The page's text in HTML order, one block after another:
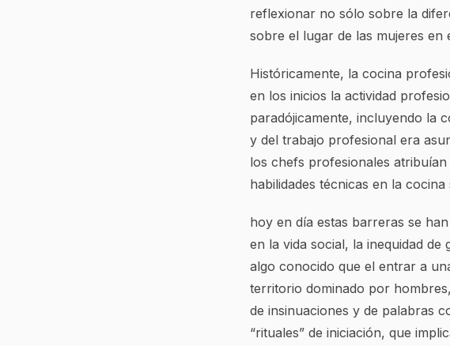
reflexionar no sólo sobre la
sobre el lugar de las mujeres en
Históricamente, la cocina
en los inicios la actividad
paradójicamente, incluyendo la
y del trabajo profesional era
los chefs profesionales
habilidades técnicas en la
hoy en día estas barreras se
en la vida social, la inequidad
algo conocido que el entrar a
territorio dominado por
de insinuaciones y de palabras
“rituales” de iniciación, que